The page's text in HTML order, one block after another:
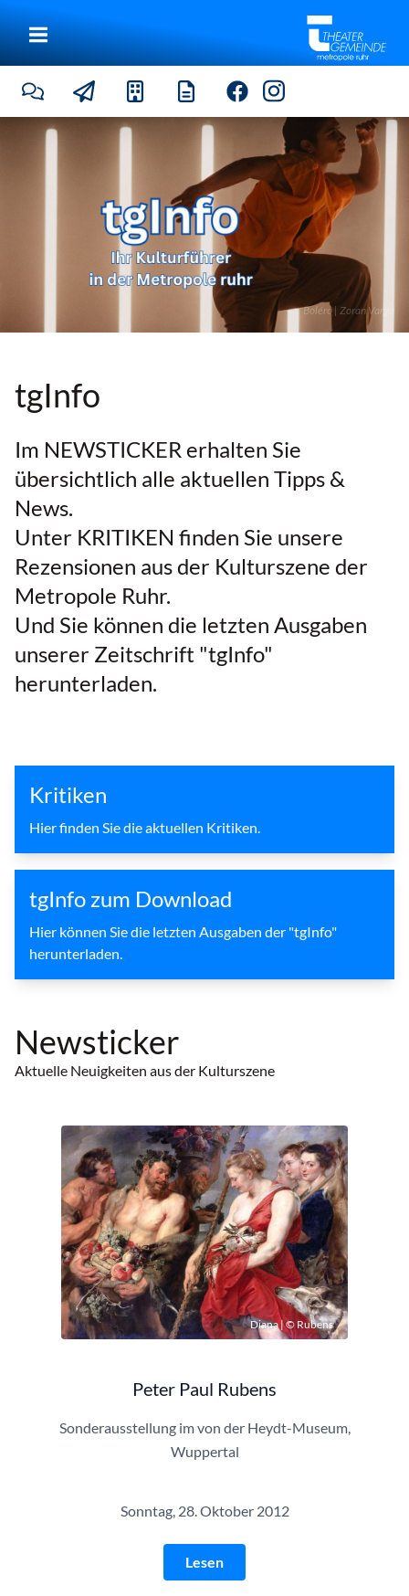
Boléro | Zoran Varga
tgInfo
Im NEWSTICKER erhalten Sie
übersichtlich alle aktuellen Tipps &
News.
Unter KRITIKEN finden Sie unsere
Rezensionen aus der Kulturszene der
Metropole Ruhr.
Und Sie können die letzten Ausgaben
unserer Zeitschrift "tgInfo"
herunterladen.
Kritiken
Hier finden Sie die aktuellen Kritiken.
tgInfo zum Download
Hier können Sie die letzten Ausgaben der "tgInfo"
herunterladen.
Newsticker
Aktuelle Neuigkeiten aus der Kulturszene
Diana | © Rubens
Peter Paul Rubens
Sonderausstellung im von der Heydt-Museum,
Wuppertal
Sonntag, 28. Oktober 2012
Lesen